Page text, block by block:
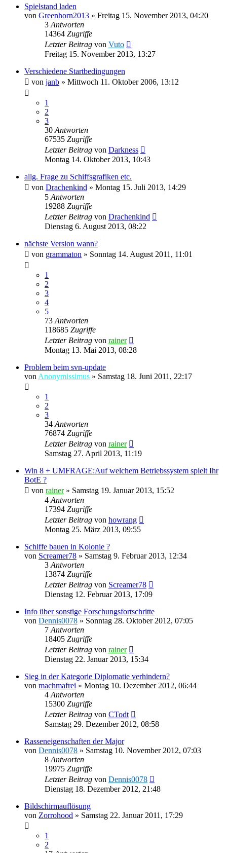
Spielstand laden
von Greenhorn2013 » Freitag 15. November 2013, 04:20
3 Antworten
14364 Zugriffe
Letzter Beitrag von Vuto
Freitag 15. November 2013, 13:27
Verschiedene Startbedingungen
von janb » Mittwoch 11. Oktober 2006, 13:12
1
2
3
30 Antworten
67535 Zugriffe
Letzter Beitrag von Darkness
Montag 14. Oktober 2013, 10:43
allg. Frage zu Schiffsgrafiken etc.
von Drachenkind » Montag 15. Juli 2013, 14:29
5 Antworten
19288 Zugriffe
Letzter Beitrag von Drachenkind
Dienstag 6. August 2013, 08:22
nächste Version wann?
von grammaton » Sonntag 14. August 2011, 11:01
1
2
3
4
5
73 Antworten
118685 Zugriffe
Letzter Beitrag von rainer
Montag 13. Mai 2013, 08:28
Problem beim svn-update
von Anonymissimus » Samstag 18. Juni 2011, 22:17
1
2
3
34 Antworten
76874 Zugriffe
Letzter Beitrag von rainer
Samstag 27. April 2013, 11:19
Win 8 + UMFRAGE:Auf welchem Betriebssystem spielt Ihr
BotE ?
von rainer» Samstag 19. Januar 2013, 15:52
4 Antworten
17394 Zugriffe
Letzter Beitrag von howrang
Montag 25. März 2013, 09:55
Schiffe bauen in Kolonie ?
von Screamer78 » Samstag 9. Februar 2013, 12:34
3 Antworten
13874 Zugriffe
Letzter Beitrag von Screamer78
Dienstag 12. Februar 2013, 17:09
Info über sonstige Forschungsfortschritte
von Dennis0078 » Sonntag 28. Oktober 2012, 07:05
7 Antworten
18405 Zugriffe
Letzter Beitrag von rainer
Dienstag 22. Januar 2013, 15:34
Sieg in der Kategorie Diplomatie verhindern?
von machmafrei » Montag 10. Dezember 2012, 06:44
4 Antworten
15300 Zugriffe
Letzter Beitrag von CTodt
Samstag 29. Dezember 2012, 08:58
Rasseneigenschaften der Major
von Dennis0078 » Samstag 10. November 2012, 07:03
8 Antworten
19975 Zugriffe
Letzter Beitrag von Dennis0078
Dienstag 18. Dezember 2012, 21:48
Bildschirmauflösung
von Zorrohood » Samstag 22. Januar 2011, 17:29
1
2